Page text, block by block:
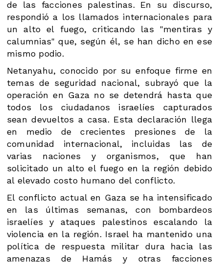
de las facciones palestinas. En su discurso,
respondió a los llamados internacionales para
un alto el fuego, criticando las "mentiras y
calumnias" que, según él, se han dicho en ese
mismo podio.
Netanyahu, conocido por su enfoque firme en
temas de seguridad nacional, subrayó que la
operación en Gaza no se detendrá hasta que
todos los ciudadanos israelíes capturados
sean devueltos a casa. Esta declaración llega
en medio de crecientes presiones de la
comunidad internacional, incluidas las de
varias naciones y organismos, que han
solicitado un alto el fuego en la región debido
al elevado costo humano del conflicto.
El conflicto actual en Gaza se ha intensificado
en las últimas semanas, con bombardeos
israelíes y ataques palestinos escalando la
violencia en la región. Israel ha mantenido una
política de respuesta militar dura hacia las
amenazas de Hamás y otras facciones